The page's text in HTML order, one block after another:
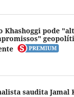
Khashoggi pode
saudita Jamal